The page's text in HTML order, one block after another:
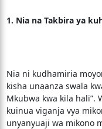
1. Nia na Takbira ya
Nia ni kudhamiria
kisha unaanza swala
Mkubwa kwa kila hali”.
kuinua viganja vya
unyanyuaji wa mikono